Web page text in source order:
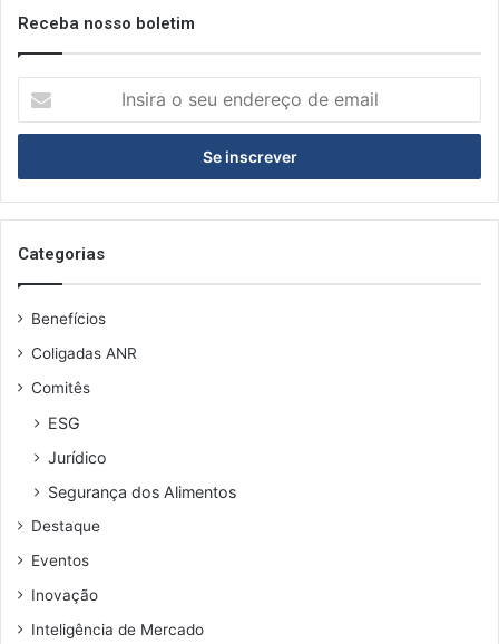
Receba nosso boletim
s
r
a
s
e
n
e
e
e
a
i
Categorias
Benefícios
Coligadas ANR
Comitês
ESG
Jurídico
Segurança dos Alimentos
Destaque
Eventos
Inovação
Inteligência de Mercado